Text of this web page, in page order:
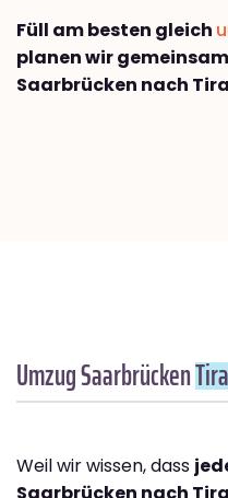
Füll am besten gleich
planen wir
Saarbrücken nach
Umzug Saarbrücken
Weil wir wissen, dass